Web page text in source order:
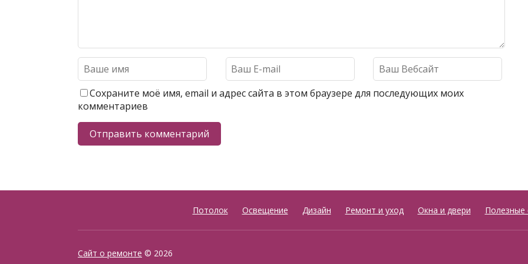
Сохраните моё имя, email и адрес сайта в этом браузере для последующих моих
комментариев
Потолок Освещение Дизайн Ремонт и уход Окна и двери Полезные
Сайт о ремонте © 2026